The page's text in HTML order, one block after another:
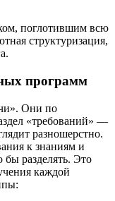
поглотившим всю
структуризация,
программ
Они по
«требований» —
разношерстно.
к знаниям и
разделять. Это
каждой